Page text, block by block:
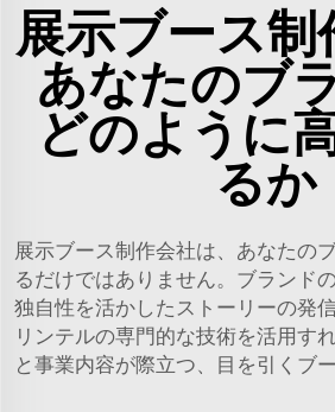
展示ブース制
あなたのブ
どのように
るか
展示ブース制作会社は、あなたの
るだけではありません。ブランド
独自性を活かしたストーリーの発
リンテルの専門的な技術を活用す
と事業内容が際立つ、目を引くブ